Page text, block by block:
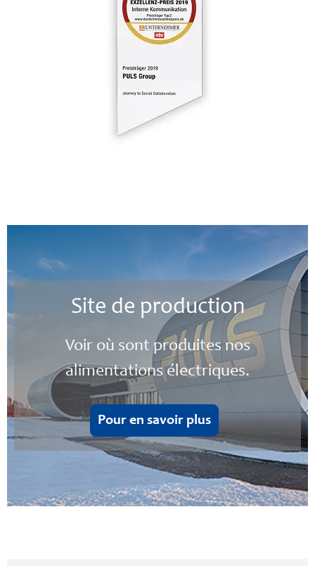
Site de production
Voir où sont produites nos
alimentations électriques.
Pour en savoir plus